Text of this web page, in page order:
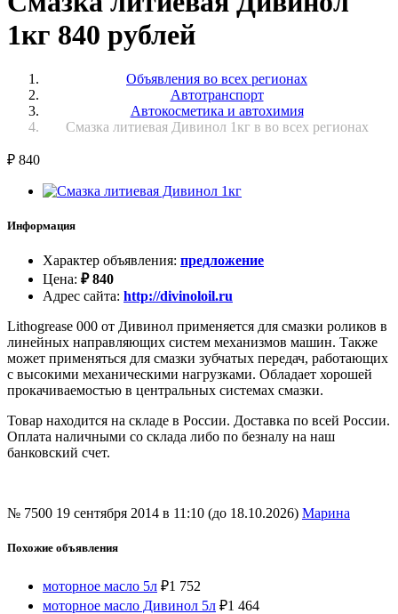
1кг 840 рублей
Объявления во всех регионах
Автотранспорт
Автокосметика и автохимия
Смазка литиевая Дивинол 1кг в во всех регионах
₽ 840
Информация
Характер объявления: предложение
Цена: ₽840
Адрес сайта: http://divinoloil.ru
Lithogrease 000 от Дивинол применяется для смазки роликов в
линейных направляющих систем механизмов машин. Также
может применяться для смазки зубчатых передач, работающих
с высокими механическими нагрузками. Обладает хорошей
прокачиваемостью в центральных системах смазки.
Товар находится на складе в России. Доставка по всей России.
Оплата наличными со склада либо по безналу на наш
банковский счет.
№ 7500 19 сентября 2014 в 11:10 (до 18.10.2026) Марина
Похожие объявления
моторное масло 5л ₽1 752
моторное масло Дивинол 5л ₽1 464